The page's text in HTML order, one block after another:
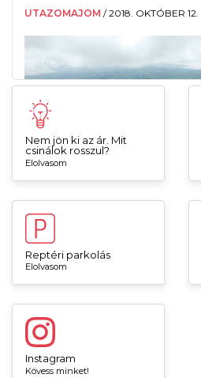
Nem jön ki az ár. Mit
csinálok rosszul?
Elolvasom
Reptéri parkolás
Elolvasom
Instagram
Kövess minket!